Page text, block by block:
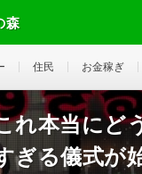
森
住民 お金稼ぎ
れ本当にど
ぎる儀式が